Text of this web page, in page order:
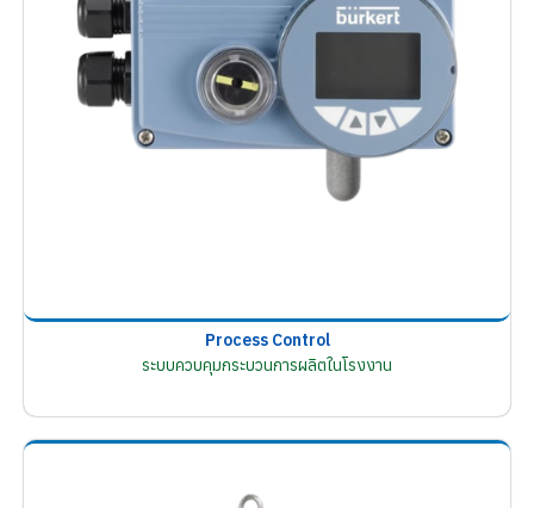
Process Control
ระบบควบคุมกระบวนการผลิตในโรงงาน